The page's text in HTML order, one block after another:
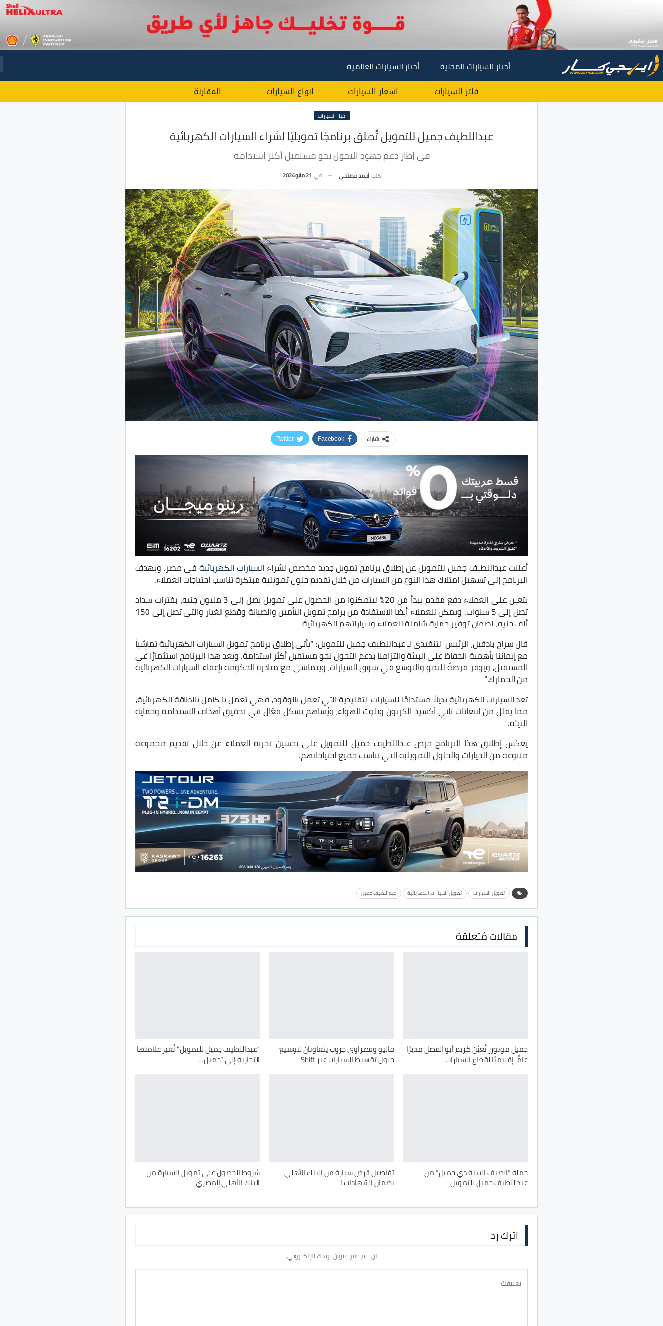
أخبار السيارات المحلية أخبار السيارات العالمية
فلتر السيارات اسعار السيارات انواع السيارات المقارنة
اخبار السيارات
عبداللطيف جميل للتمويل تُطلق برنامجًا تمويليًا لشراء السيارات الكهربائية
في إطار دعم جهود التحول نحو مستقبل أكثر استدامة
كتب أحمد مصلحي في 21 مايو 2024
شارك Facebook
Twitter
أعلنت عبداللطيف جميل للتمويل عن إطلاق برنامج تمويل جديد مخصص لشراء السيارات الكهربائيةفي مصر. ويهدف
البرنامج إلى تسهيل امتلاك هذا النوع من السيارات من خلال تقديم حلول تمويلية مبتكرة تناسب احتياجات العملاء.
يتعين على العملاء دفع مقدم يبدأ من 20% ليتمكنوا من الحصول على تمويل يصل إلى 3 مليون جنيه، بفترات سداد
تصل إلى 5 سنوات. ويمكن للعملاء أيضًا الاستفادة من برامج تمويل التأمين والصيانة وقطع الغيار والتي تصل إلى 150
ألف جنيه، لضمان توفير حماية شاملة للعملاء وسياراتهم الكهربائية.
قال سراج بادقيل، الرئيس التنفيذي لـ عبداللطيف جميل للتمويل: “يأتي إطلاق برنامج تمويل السيارات الكهربائية تماشياً
مع إيماننا بأهمية الحفاظ على البيئة والتزامنا بدعم التحول نحو مستقبل أكثر استدامة. ويعد هذا البرنامج استثمارًا في
المستقبل، ويوفر فرصةً للنمو والتوسع في سوق السيارات، ويتماشى مع مبادرة الحكومة بإعفاء السيارات الكهربائية
من الجمارك.”
تعد السيارات الكهربائية بديلاً مستدامًا للسيارات التقليدية التي تعمل بالوقود، فهي تعمل بالكامل بالطاقة الكهربائية،
مما يقلل من انبعاثات ثاني أكسيد الكربون وتلوث الهواء، ويُساهم بشكلٍ فعّال في تحقيق أهداف الاستدامة وحماية
البيئة.
يعكس إطلاق هذا البرنامج حرص عبداللطيف جميل للتمويل على تحسين تجربة العملاء من خلال تقديم مجموعة
متنوعة من الخيارات والحلول التمويلية التي تناسب جميع احتياجاتهم.
تمويل السيارات تمويل السيارات الكهربائية عبداللطيف جميل
مقالات مُتعلقة
جميل موتورز تُعيّن كريم أبو الفضل مديرًا
عامًّا إقليميًا لقطاع السيارات
ڤاليو وقصراوي جروب يتعاونان لتوسيع
حلول تقسيط السيارات عبر Shift
“عبداللطيف جميل للتمويل” تُغير علامتها
التجارية إلى “جميل…
حملة “الصيف السنة دي جميل” من
عبداللطيف جميل للتمويل
تفاصيل قرض سيارة من البنك الأهلي
بضمان الشهادات !
شروط الحصول على تمويل السيارة من
البنك الأهلي المصري
اترك رد
لن يتم نشر عنوان بريدك الإلكتروني.